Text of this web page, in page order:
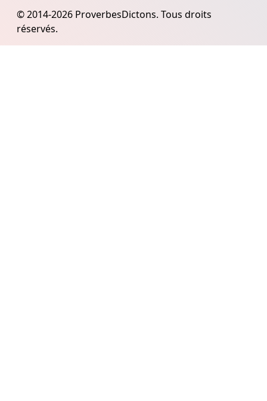
© 2014-2026 ProverbesDictons. Tous droits
réservés.